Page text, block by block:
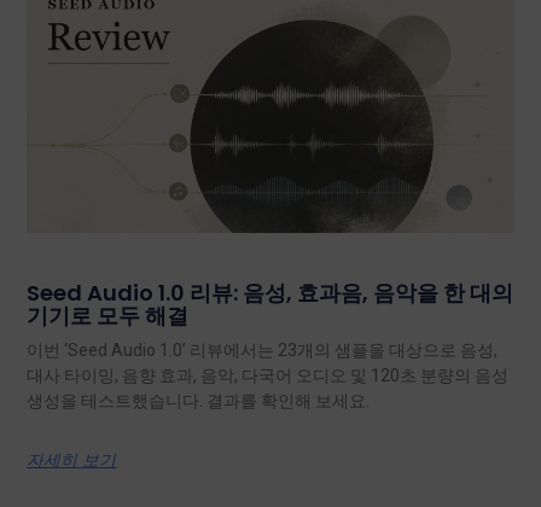
Seed Audio 1.0 리뷰: 음성, 효과음, 음악을 한 대의
기기로 모두 해결
이번 ‘Seed Audio 1.0’ 리뷰에서는 23개의 샘플을 대상으로 음성,
대사 타이밍, 음향 효과, 음악, 다국어 오디오 및 120초 분량의 음성
생성을 테스트했습니다. 결과를 확인해 보세요.
자세히 보기